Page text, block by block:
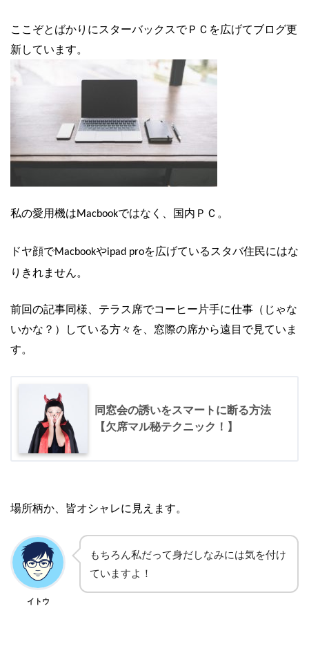
ここぞとばかりにスターバックスでＰＣを広げてブログ更
新しています。
私の愛用機はMacbookではなく、国内ＰＣ。
ドヤ顔でMacbookやipad proを広げているスタバ住民にはな
りきれません。
前回の記事同様、 テラス席でコーヒー片手に仕事（じゃな
いかな？）している方々を、窓際の席から遠目で見ていま
す。
同窓会の誘いをスマートに断る方法
【欠席マル秘テクニック！】
場所柄か、皆オシャレに見えます。
イトウ
もちろん私だって身だしなみには気を付け
ていますよ！